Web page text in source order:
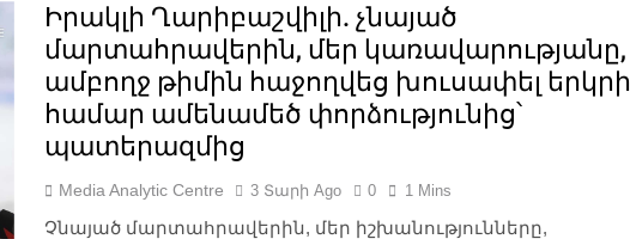
Իրակլի Ղարիբաշվիլի. չնայած
մարտահրավերին, մեր կառավարությանը,
ամբողջ թիմին հաջողվեց խուսափել երկրի
համար ամենամեծ փորձությունից՝
պատերազմից
Media Analytic Centre 3 Տարի Ago 0 1 Mins
Չնայած մարտահրավերին, մեր իշխանությունները,